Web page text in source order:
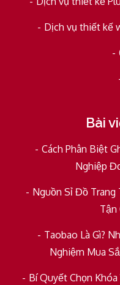
Dịch vụ thiết kế
Bài
Cách Phân Biệt
Nghiệp
Nguồn Sỉ Đồ
Tận
Taobao Là Gì?
Nghiệm Mua
Bí Quyết Chọn